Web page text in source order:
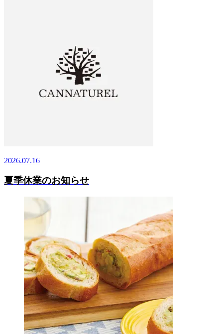
2026.07.16
夏季休業のお知らせ